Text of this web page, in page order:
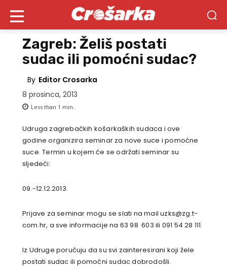
Zagreb: Želiš postati
sudac ili pomoćni sudac?
By Editor Crosarka
8 prosinca, 2013
Less than 1 min.
Udruga zagrebačkih košarkaških sudaca i ove
godine organizira seminar za nove suce i pomoćne
suce. Termin u kojem će se održati seminar su
sljedeći:
09.-12.12.2013.
Prijave za seminar mogu se slati na mail uzks@zg.t-
com.hr, a sve informacije na 63 98 603 ili 091 54 28 111.
Iz Udruge poručuju da su svi zainteresirani koji žele
postati sudac ili pomoćni sudac dobrodošli.